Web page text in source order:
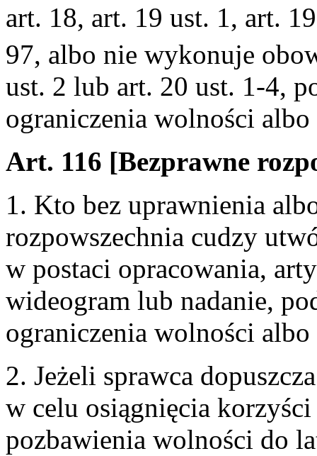
art. 18, art. 19 ust. 1, art. 19
97, albo nie wykonuje
ust. 2 lub art. 20 ust. 1-4,
ograniczenia wolności
Art. 116 [Bezprawne
1. Kto bez uprawnienia
rozpowszechnia cudzy
w postaci opracowania,
wideogram lub nadanie,
ograniczenia wolności
2. Jeżeli sprawca
w celu osiągnięcia
pozbawienia wolności do